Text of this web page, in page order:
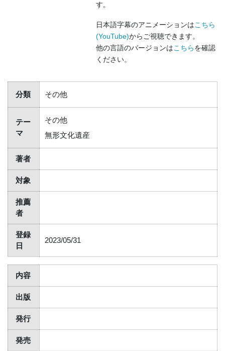
す。
日本語字幕のアニメーションはこちら
(YouTube)からご視聴できます。
他の言語のバージョンはこちらを確認
ください。
分類 その他
テー
マ
その他
無形文化遺産
著者
対象
推薦
者
登録
日
2023/05/31
内容
出版
発行
発売